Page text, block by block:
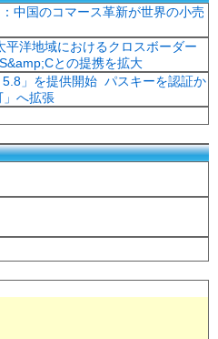
中国のコマース革新が世界の小売
平洋地域におけるクロスボーダー
との提携を拡大
5.8」を提供開始 パスキーを認証か
」へ拡張